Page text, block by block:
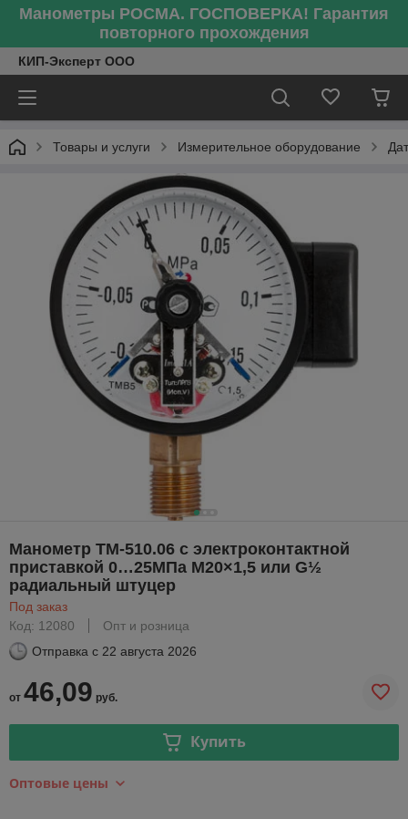
Манометры РОСМА. ГОСПОВЕРКА! Гарантия
повторного прохождения
КИП-Эксперт ООО
Товары и услуги Измерительное оборудование
Манометр ТМ-510.06 с электроконтактной
приставкой 0…25МПа М20×1,5 или G½
радиальный штуцер
Под заказ
Код: 12080
Опт и розница
Отправка с 22 августа 2026
от 46,09 руб.
Купить
Оптовые цены